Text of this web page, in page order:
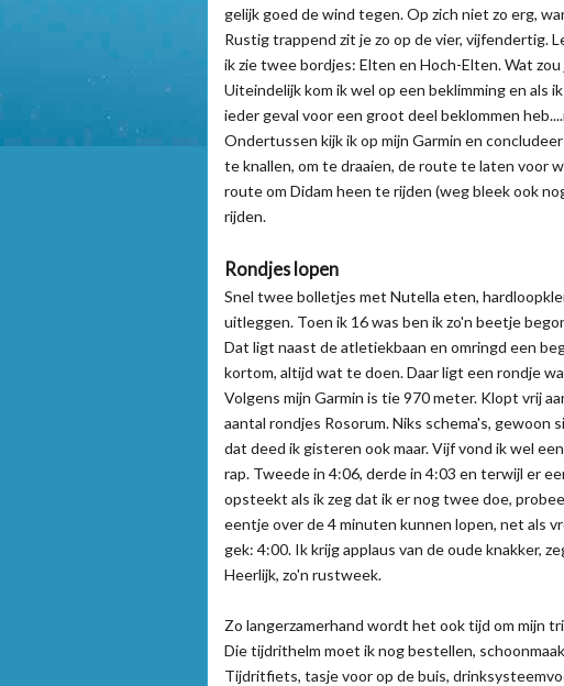
gelijk goed de wind tegen. Op zich niet zo erg,
Rustig trappend zit je zo op de vier, vijfendertig.
ik zie twee bordjes: Elten en Hoch-Elten. Wat
Uiteindelijk kom ik wel op een beklimming en als
ieder geval voor een groot deel beklommen
Ondertussen kijk ik op mijn Garmin en
te knallen, om te draaien, de route te laten voor
route om Didam heen te rijden (weg bleek ook
rijden.
Rondjes lopen
Snel twee bolletjes met Nutella eten,
uitleggen. Toen ik 16 was ben ik zo'n beetje
Dat ligt naast de atletiekbaan en omringd een
kortom, altijd wat te doen. Daar ligt een rondje
Volgens mijn Garmin is tie 970 meter. Klopt vrij
aantal rondjes Rosorum. Niks schema's, gewoon
dat deed ik gisteren ook maar. Vijf vond ik wel
rap. Tweede in 4:06, derde in 4:03 en terwijl er
opsteekt als ik zeg dat ik er nog twee doe,
eentje over de 4 minuten kunnen lopen, net als
gek: 4:00. Ik krijg applaus van de oude knakker,
Heerlijk, zo'n rustweek.
Zo langerzamerhand wordt het ook tijd om mijn
Die tijdrithelm moet ik nog bestellen,
Tijdritfiets, tasje voor op de buis,